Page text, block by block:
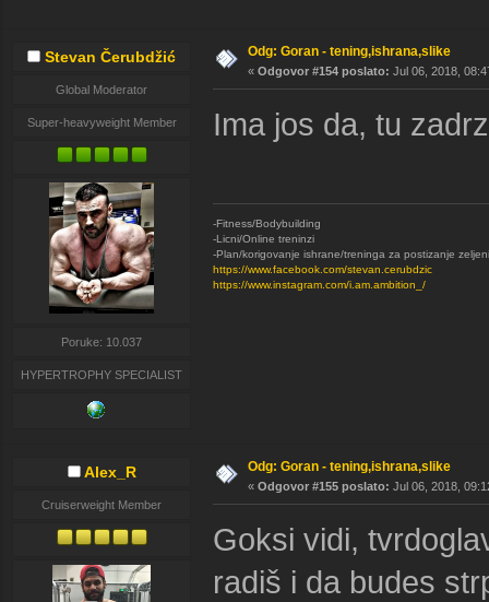
Stevan Čerubdžić
Global Moderator
Super-heavyweight Member
Poruke: 10.037
HYPERTROPHY SPECIALIST
Odg: Goran - tening,ishrana,slike
« Odgovor #154 poslato: Jul 06, 2018,
Ima jos da, tu
-Fitness/Bodybuilding
-Licni/Online treninzi
-Plan/korigovanje ishrane/treninga za postizanje
https://www.facebook.com/stevan.cerubdzic
https://www.instagram.com/i.am.ambition_/
Alex_R
Cruiserweight Member
Odg: Goran - tening,ishrana,slike
« Odgovor #155 poslato: Jul 06, 2018,
Goksi vidi,
radiš i da budes